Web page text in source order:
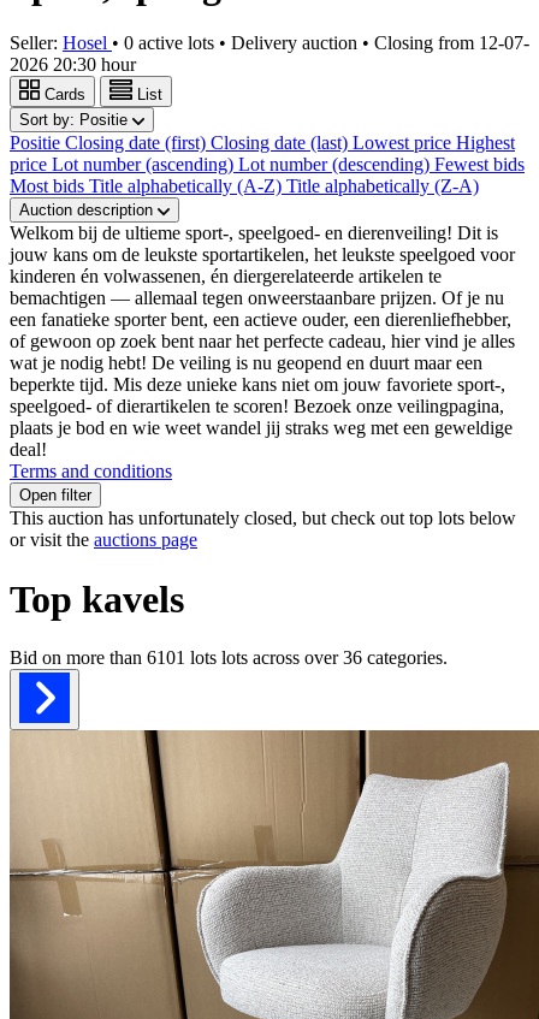
Seller: Hosel • 0 active lots • Delivery auction • Closing from 12-07-
2026 20:30 hour
Cards
List
Sort by: Positie
Positie Closing date (first) Closing date (last) Lowest price Highest
price Lot number (ascending) Lot number (descending) Fewest bids
Most bids Title alphabetically (A-Z) Title alphabetically (Z-A)
Auction description
Welkom bij de ultieme sport-, speelgoed- en dierenveiling! Dit is
jouw kans om de leukste sportartikelen, het leukste speelgoed voor
kinderen én volwassenen, én diergerelateerde artikelen te
bemachtigen — allemaal tegen onweerstaanbare prijzen. Of je nu
een fanatieke sporter bent, een actieve ouder, een dierenliefhebber,
of gewoon op zoek bent naar het perfecte cadeau, hier vind je alles
wat je nodig hebt! De veiling is nu geopend en duurt maar een
beperkte tijd. Mis deze unieke kans niet om jouw favoriete sport-,
speelgoed- of dierartikelen te scoren! Bezoek onze veilingpagina,
plaats je bod en wie weet wandel jij straks weg met een geweldige
deal!
Terms and conditions
Open filter
This auction has unfortunately closed, but check out top lots below
or visit the auctions page
Top kavels
Bid on more than 6101 lots lots across over36 categories.